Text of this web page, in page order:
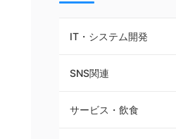
IT・システム開発
SNS関連
サービス・飲食